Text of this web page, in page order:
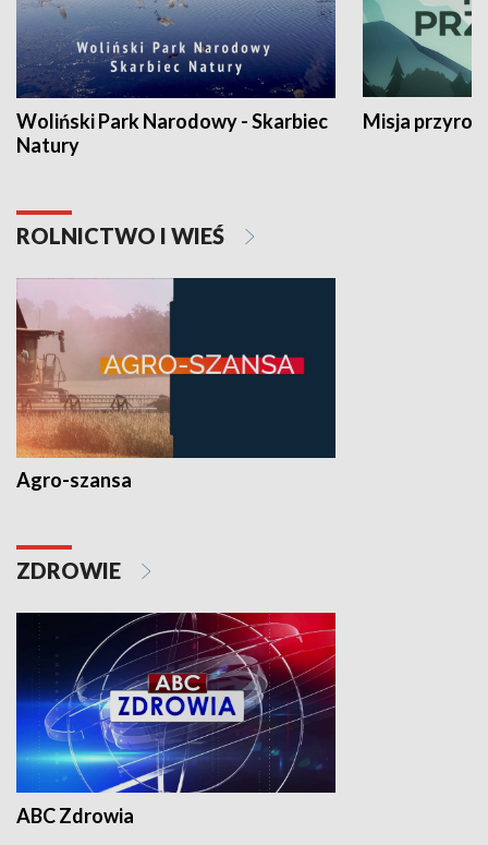
Woliński Park Narodowy - Skarbiec
Natury
Misja
ROLNICTWO I WIEŚ
Agro-szansa
ZDROWIE
ABC Zdrowia